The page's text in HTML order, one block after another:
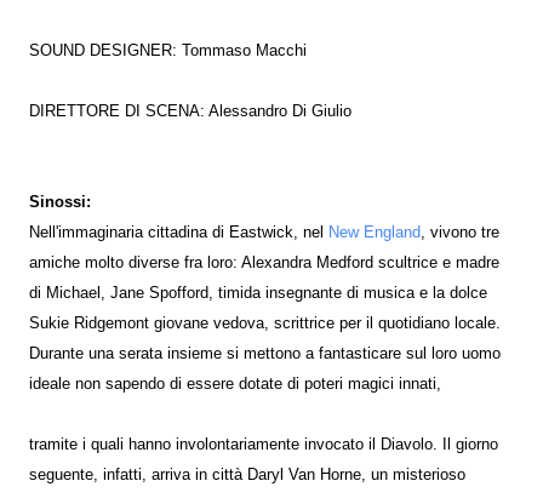
SOUND DESIGNER: Tommaso Macchi
DIRETTORE DI SCENA: Alessandro Di Giulio
Sinossi:
Nell'immaginaria cittadina di Eastwick, nel
New England, vivono tre
amiche molto diverse fra loro: Alexandra Medford scultrice e madre
di Michael, Jane Spofford, timida insegnante di musica e la dolce
Sukie Ridgemont giovane vedova, scrittrice per il quotidiano locale.
Durante una serata insieme si mettono a fantasticare sul loro uomo
ideale non sapendo di essere dotate di poteri magici innati,
tramite i quali hanno involontariamente invocato il Diavolo. Il giorno
seguente, infatti, arriva in città Daryl Van Horne, un misterioso